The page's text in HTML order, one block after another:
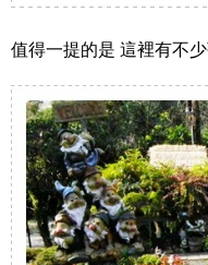
值得一提的是 這裡有不